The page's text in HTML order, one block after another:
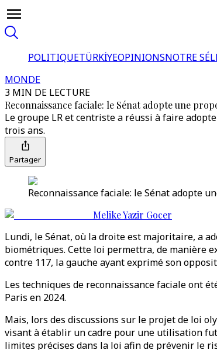
POLITIQUETÜRKİYEOPINIONSNOTRE
MONDE
3 MIN DE LECTURE
Reconnaissance faciale: le Sénat adopte une
Le groupe LR et centriste a réussi à faire
trois ans.
Partager
Reconnaissance faciale: le Sénat adopte
Melike Yazir Gocer
Lundi, le Sénat, où la droite est majoritaire, a
biométriques. Cette loi permettra, de manière
contre 117, la gauche ayant exprimé son
Les techniques de reconnaissance faciale ont
Paris en 2024.
Mais, lors des discussions sur le projet de loi
visant à établir un cadre pour une utilisation
limites précises dans la loi afin de prévenir le